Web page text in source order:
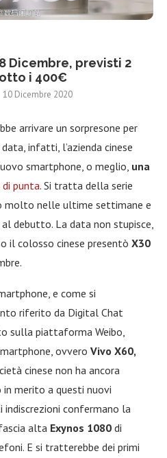
Dicembre, previsti 2
i 400€
10 Dicembre 2020
arrivare un sorpresone per
infatti, l’azienda cinese
smartphone, o meglio, una
punta. Si tratta della serie
molto nelle ultime settimane e
debutto. La data non stupisce,
il colosso cinese presentò X30
e come si
riferito da Digital Chat
sulla piattaforma Weibo,
ovvero Vivo X60,
cinese non ha ancora
merito a questi nuovi
confermano la
alta Exynos 1080 di
E si tratterebbe dei primi